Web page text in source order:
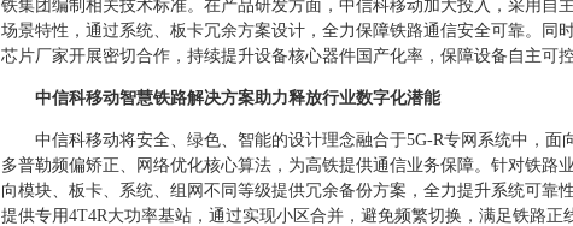
铁集团编制相关技术标准。在产品研发方面，中信科移动加大投入，采用自
场景特性，通过系统、板卡冗余方案设计，全力保障铁路通信安全可靠。同
芯片厂家开展密切合作，持续提升设备核心器件国产化率，保障设备自主可控
中信科移动智慧铁路解决方案助力释放行业数字化潜能
中信科移动将安全、绿色、智能的设计理念融合于5G-R专网系统中，面
多普勒频偏矫正、网络优化核心算法，为高铁提供通信业务保障。针对铁路
向模块、板卡、系统、组网不同等级提供冗余备份方案，全力提升系统可靠
提供专用4T4R大功率基站，通过实现小区合并，避免频繁切换，满足铁路正